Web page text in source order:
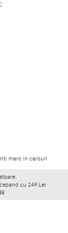
maro in carouri
`
cu 249 Lei